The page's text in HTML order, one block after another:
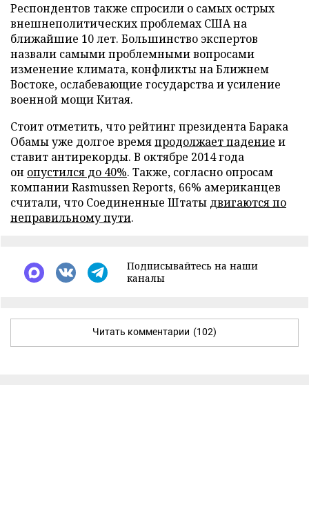
Респондентов также спросили о самых острых
внешнеполитических проблемах США на
ближайшие 10 лет. Большинство экспертов
назвали самыми проблемными вопросами
изменение климата, конфликты на Ближнем
Востоке, ослабевающие государства и усиление
военной мощи Китая.
Стоит отметить, что рейтинг президента Барака
Обамы уже долгое времяпродолжает падение и
ставит антирекорды. В октябре 2014 года
он опустился до 40%. Также, согласно опросам
компании Rasmussen Reports, 66% американцев
считали, что Соединенные Штаты двигаются по
неправильному пути.
Подписывайтесь на наши
каналы
Читать комментарии (102)